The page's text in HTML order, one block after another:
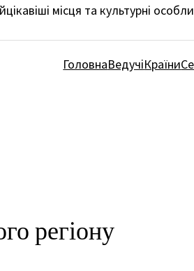
місця та культурні
ГоловнаВедучіКраїни
регіону